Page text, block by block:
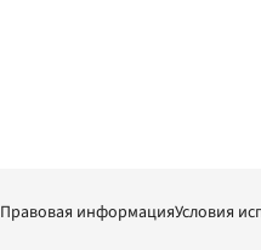
Правовая информацияУсловия